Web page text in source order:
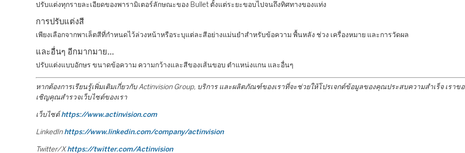
ปรับแต่งทุกรายละเอียดของพารามิเตอร์ลักษณะของ Bullet ตั้งแต่ระยะขอบไปจนถึงทิศทางของแท่ง
การปรับแต่งสี
เพียงเลือกจากพาเล็ตสีที่กำหนดไว้ล่วงหน้าหรือระบุแต่ละสีอย่างแม่นยำสำหรับข้อความ พื้นหลัง ช่วง เครื่องหมาย และการวัดผล
และอื่นๆ อีกมากมาย…
ปรับแต่งแบบอักษร ขนาดข้อความ ความกว้างและสีของเส้นขอบ ตำแหน่งแกน และอื่นๆ
หากต้องการเรียนรู้เพิ่มเติมเกี่ยวกับ Actinvision Group, บริการ และผลิตภัณฑ์ของเราที่จะช่วยให้โปรเจกต์ข้อมูลของคุณประสบความสำเร็จ เราขอ
เชิญคุณสำรวจเว็บไซต์ของเรา
เว็บไซต์https://www.actinvision.com
LinkedInhttps://www.linkedin.com/company/actinvision
Twitter/Xhttps://twitter.com/Actinvision